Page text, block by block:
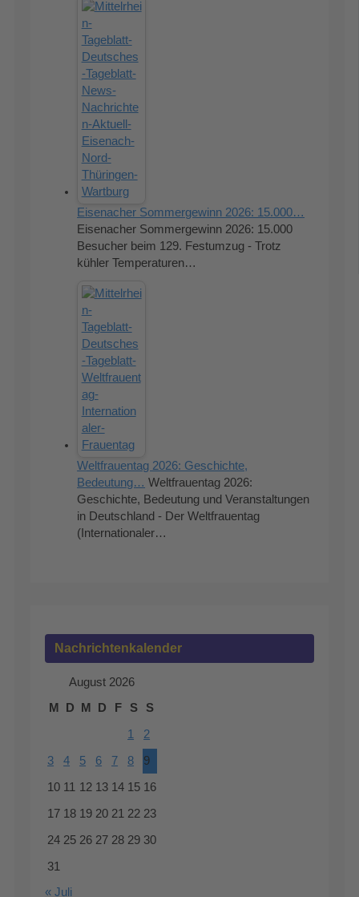
Eisenacher Sommergewinn 2026: 15.000…
Eisenacher Sommergewinn 2026: 15.000
Besucher beim 129. Festumzug - Trotz
kühler Temperaturen…
Weltfrauentag 2026: Geschichte,
Bedeutung… Weltfrauentag 2026:
Geschichte, Bedeutung und Veranstaltungen
in Deutschland - Der Weltfrauentag
(Internationaler…
Nachrichtenkalender
August 2026
M
D M D F S S
1 2
3 4 5 6 7 8 9
10 11 12 13 14 15 16
17 18 19 20 21 22 23
24 25 26 27 28 29 30
31
« Juli